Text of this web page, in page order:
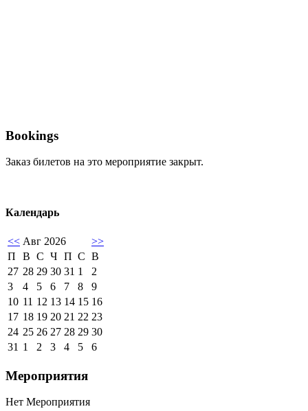
Bookings
Заказ билетов на это мероприятие закрыт.
Календарь
<< Авг 2026
>>
П
В С Ч П С В
27 28 29 30 31 1
2
3
4 5 6 7 8
9
10 11 12 13 14 15 16
17 18 19 20 21 22 23
24 25 26 27 28 29 30
31 1 2 3 4 5 6
Мероприятия
Нет Мероприятия